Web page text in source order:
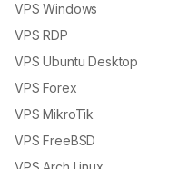
VPS Windows
VPS RDP
VPS Ubuntu Desktop
VPS Forex
VPS MikroTik
VPS FreeBSD